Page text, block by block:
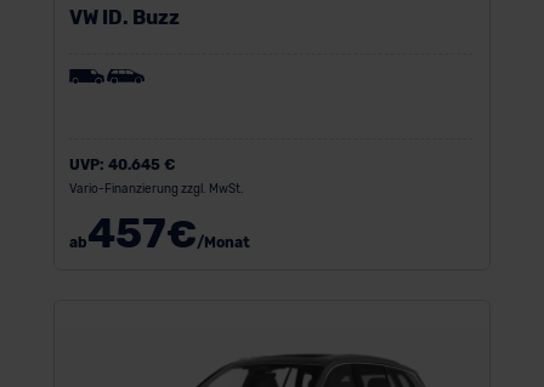
VW ID. Buzz
UVP: 40.645 €
Vario-Finanzierung zzgl. MwSt.
ab457€/Monat